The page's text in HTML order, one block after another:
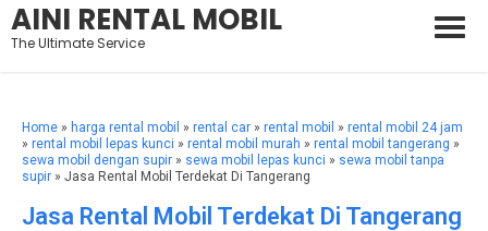
AINI RENTAL MOBIL
The Ultimate Service
Home » harga rental mobil » rental car » rental mobil » rental mobil 24 jam
» rental mobil lepas kunci » rental mobil murah » rental mobil tangerang »
sewa mobil dengan supir » sewa mobil lepas kunci » sewa mobil tanpa
supir » Jasa Rental Mobil Terdekat Di Tangerang
Jasa Rental Mobil Terdekat Di Tangerang